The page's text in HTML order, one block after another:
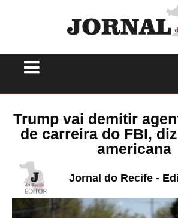
Trump vai demitir
de carreira do FBI,
americana
Jornal do Recife -